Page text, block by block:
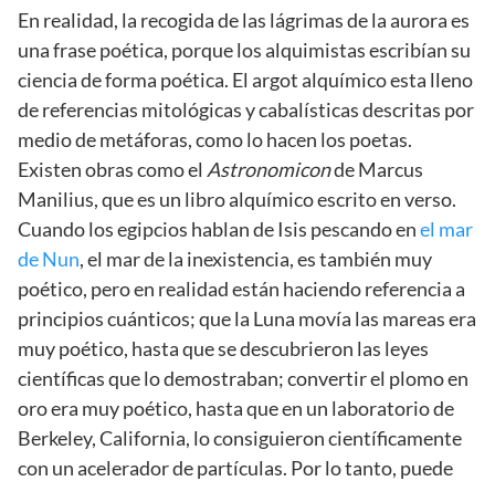
En realidad, la recogida de las lágrimas de la aurora es
una frase poética, porque los alquimistas escribían su
ciencia de forma poética. El argot alquímico esta lleno
de referencias mitológicas y cabalísticas descritas por
medio de metáforas, como lo hacen los poetas.
Existen obras como el Astronomiconde Marcus
Manilius, que es un libro alquímico escrito en verso.
Cuando los egipcios hablan de Isis pescando enel mar
de Nun, el mar de la inexistencia, es también muy
poético, pero en realidad están haciendo referencia a
principios cuánticos; que la Luna movía las mareas era
muy poético, hasta que se descubrieron las leyes
científicas que lo demostraban; convertir el plomo en
oro era muy poético, hasta que en un laboratorio de
Berkeley, California, lo consiguieron científicamente
con un acelerador de partículas. Por lo tanto, puede